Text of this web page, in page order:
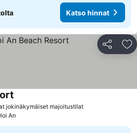
Katso hinnat
Jaa
jokinäkymäiset majoitustilatKatso hinnat
An